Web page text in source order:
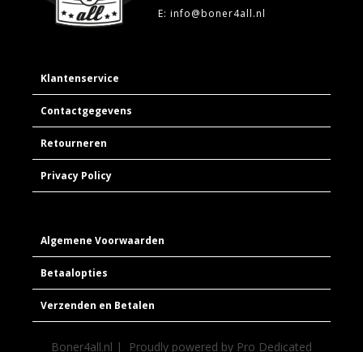
E: info@boner4all.nl
Klantenservice
Contactgegevens
Retourneren
Privacy Policy
Algemene Voorwaarden
Betaalopties
Verzenden en Betalen
Boner4all.nl | Proudly powered by Pro Dedicated